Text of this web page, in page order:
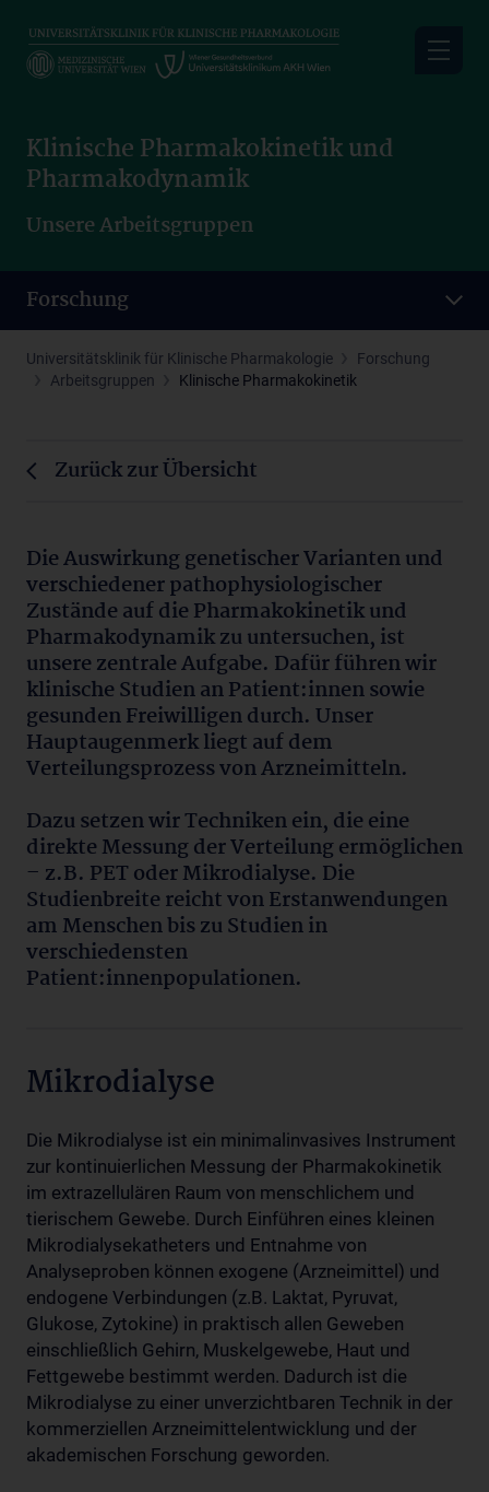
main
Klinische Pharmakokinetik und
Pharmakodynamik
Unsere Arbeitsgruppen
Forschung
Universitätsklinik für Klinische Pharmakologie
Forschung
Arbeitsgruppen
Klinische Pharmakokinetik
Zurück zur Übersicht
Die Auswirkung genetischer Varianten und
verschiedener pathophysiologischer
Zustände auf die Pharmakokinetik und
Pharmakodynamik zu untersuchen, ist
unsere zentrale Aufgabe. Dafür führen wir
klinische Studien an Patient:innen sowie
gesunden Freiwilligen durch. Unser
Hauptaugenmerk liegt auf dem
Verteilungsprozess von Arzneimitteln.
Dazu setzen wir Techniken ein, die eine
direkte Messung der Verteilung ermöglichen
– z.B. PET oder Mikrodialyse. Die
Studienbreite reicht von Erstanwendungen
am Menschen bis zu Studien in
verschiedensten
Patient:innenpopulationen.
Mikrodialyse
Die Mikrodialyse ist ein minimalinvasives Instrument
zur kontinuierlichen Messung der Pharmakokinetik
im extrazellulären Raum von menschlichem und
tierischem Gewebe. Durch Einführen eines kleinen
Mikrodialysekatheters und Entnahme von
Analyseproben können exogene (Arzneimittel) und
endogene Verbindungen (z.B. Laktat, Pyruvat,
Glukose, Zytokine) in praktisch allen Geweben
einschließlich Gehirn, Muskelgewebe, Haut und
Fettgewebe bestimmt werden. Dadurch ist die
Mikrodialyse zu einer unverzichtbaren Technik in der
kommerziellen Arzneimittelentwicklung und der
akademischen Forschung geworden.